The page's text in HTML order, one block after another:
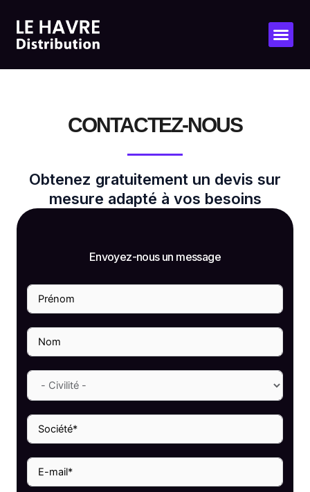
contenu
CONTACTEZ-NOUS​
Obtenez gratuitement un devis sur
mesure adapté à vos besoins
Envoyez-nous un message